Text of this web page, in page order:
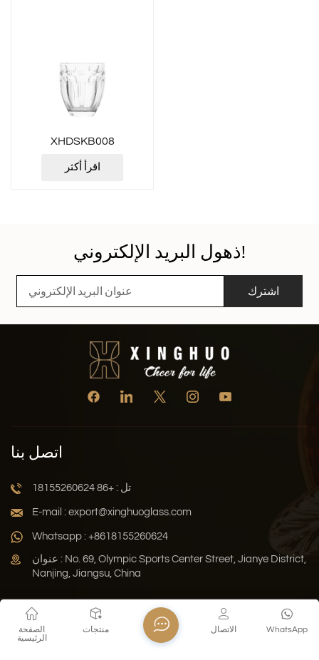
XHDSKB008
اقرأ أكثر
ذهول البريد الإلكتروني!
اشترك
اتصل بنا
تل : +86 18155260624
E-mail : export@xinghuoglass.com
Whatsapp : +8618155260624
عنوان : No. 69, Olympic Sports Center Street, Jianye District,
Nanjing, Jiangsu, China
Xml سياسة الخصوصية المدونة
خريطة الموقع
حقوق النشر © 2026 Jiangsu Xinghuo Technology Co., Ltd. جميع
الصفحة
الرئيسية
منتجات WhatsApp الاتصال